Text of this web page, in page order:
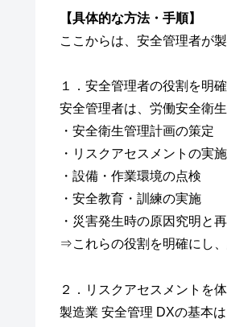
【具体的な方法・手順】
ここからは、安全管理者が
１．安全管理者の役割を明
安全管理者は、労働安全衛
・安全衛生管理計画の策定
・リスクアセスメントの実施
・設備・作業環境の点検
・安全教育・訓練の実施
・災害発生時の原因究明と
⇒これらの役割を明確にし
２．リスクアセスメントを
製造業 安全管理 DXの基本